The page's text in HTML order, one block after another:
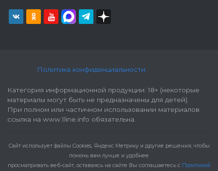
Политика конфиденциальности
Категория информационной продукции: 18+ (некоторые
материалы могут быть не предназначены для детей).
При полном или частичном использовании материалов
ссылка на www.1line.info обязательна.
Cайт использует файлы Cookies, Яндекс Метрику и другие решения, чтобы
помочь вам лучше и удобнее
просматривать веб-сайт, оставаясь на сайте Вы соглашаетесь с Политикой